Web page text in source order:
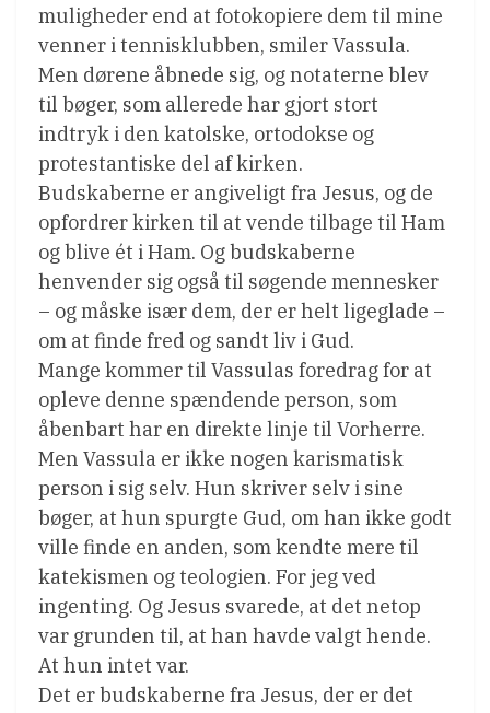
muligheder end at fotokopiere dem til mine
venner i tennisklubben, smiler Vassula.
Men dørene åbnede sig, og notaterne blev
til bøger, som allerede har gjort stort
indtryk i den katolske, ortodokse og
protestantiske del af kirken.
Budskaberne er angiveligt fra Jesus, og de
opfordrer kirken til at vende tilbage til Ham
og blive ét i Ham. Og budskaberne
henvender sig også til søgende mennesker
– og måske især dem, der er helt ligeglade –
om at finde fred og sandt liv i Gud.
Mange kommer til Vassulas foredrag for at
opleve denne spændende person, som
åbenbart har en direkte linje til Vorherre.
Men Vassula er ikke nogen karismatisk
person i sig selv. Hun skriver selv i sine
bøger, at hun spurgte Gud, om han ikke godt
ville finde en anden, som kendte mere til
katekismen og teologien. For jeg ved
ingenting. Og Jesus svarede, at det netop
var grunden til, at han havde valgt hende.
At hun intet var.
Det er budskaberne fra Jesus, der er det